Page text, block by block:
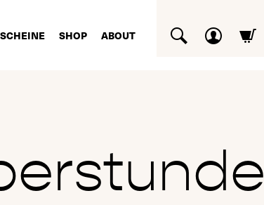
SHOP ABOUT